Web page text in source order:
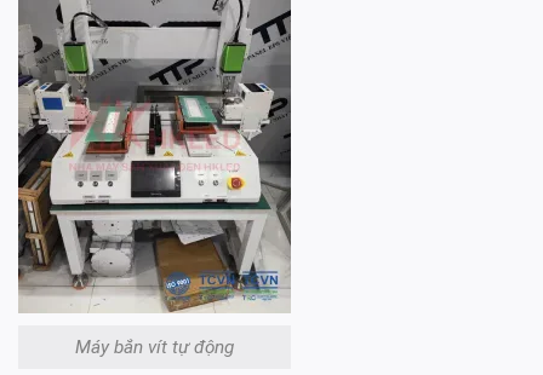
Máy bắn vít tự động